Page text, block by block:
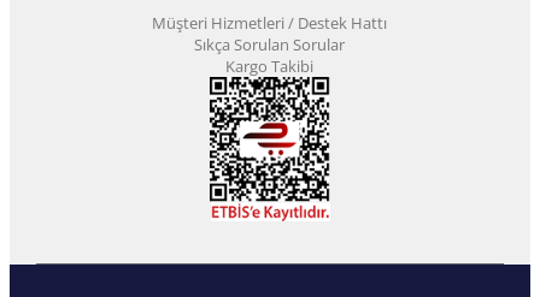
Müşteri Hizmetleri / Destek Hattı
Sıkça Sorulan Sorular
Kargo Takibi